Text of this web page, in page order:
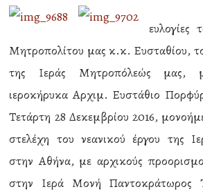
ευλογίες
Μητροπολίτου μας κ.κ. Ευσταθίου,
της Ιεράς Μητροπόλεώς μας,
ιεροκήρυκα Αρχιμ. Ευστάθιο
Τετάρτη 28 Δεκεμβρίου 2016,
στελέχη του νεανικού έργου της
στην Αθήνα, με αρχικούς
στην Ιερά Μονή Παντοκράτωρος